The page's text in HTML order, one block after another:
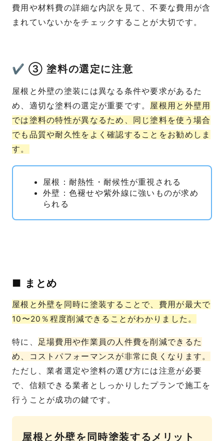
費用や材料費の詳細な内訳を見て、不要な費用が含
まれていないかをチェックすることが大切です。
✔ ③ 塗料の選定に注意
屋根と外壁の塗装には異なる条件や要求があるた
め、適切な塗料の選定が重要です。 屋根用と外壁用
では塗料の特性が異なるため、同じ塗料を使う場合
でも品質や耐久性をよく確認することをお勧めしま
す。
屋根：耐熱性・耐候性が重視される
外壁：色褪せや紫外線に強いものが求め
られる
■ まとめ
屋根と外壁を同時に塗装することで、費用が最大で
10〜20％程度削減できることがわかりました。
特に、 足場費用や作業員の人件費を削減できるた
め、コストパフォーマンスが非常に良くなります。
ただし、業者選定や塗料の選び方には注意が必要
で、信頼できる業者としっかりしたプランで施工を
行うことが成功の鍵です。
屋根と外壁を同時塗装するメリット